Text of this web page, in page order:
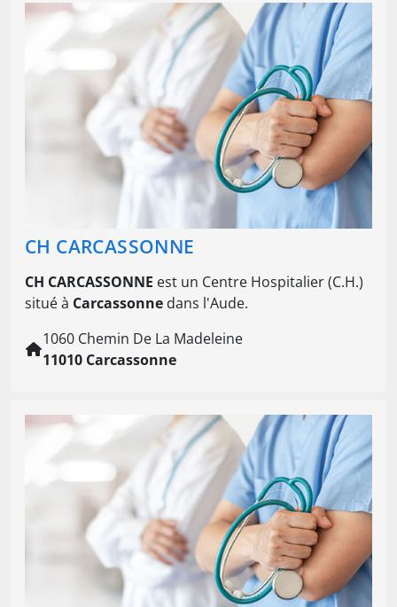
CH CARCASSONNE
CH CARCASSONNE est un Centre Hospitalier (C.H.)
situé à Carcassonne dans l'Aude.
1060 Chemin De La Madeleine
11010 Carcassonne